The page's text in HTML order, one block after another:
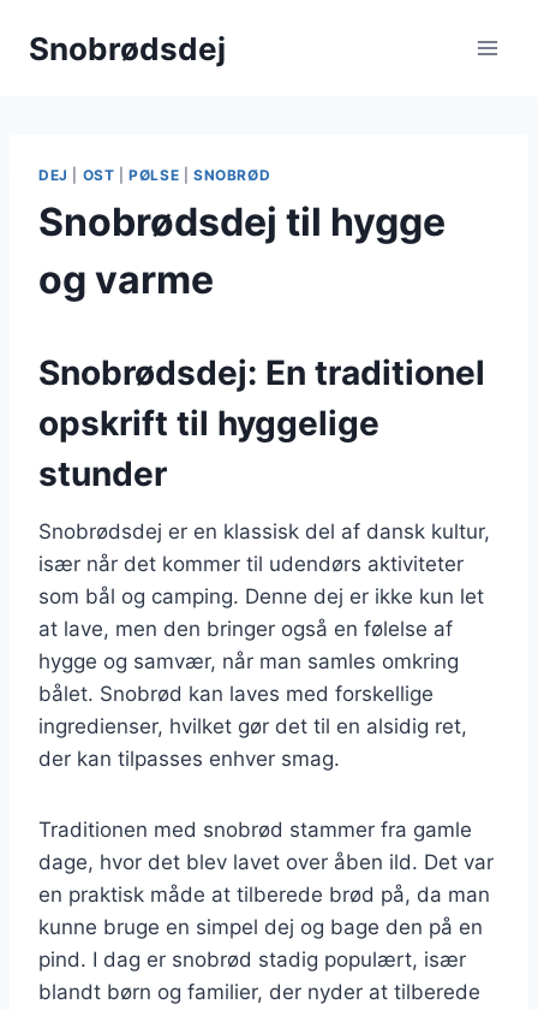
Snobrødsdej
DEJ OST |PØLSE SNOBRØD
Snobrødsdej til hygge
og varme
Snobrødsdej: En traditionel
opskrift til hyggelige
stunder
Snobrødsdej er en klassisk del af dansk kultur,
især når det kommer til udendørs aktiviteter
som bål og camping. Denne dej er ikke kun let
at lave, men den bringer også en følelse af
hygge og samvær, når man samles omkring
bålet. Snobrød kan laves med forskellige
ingredienser, hvilket gør det til en alsidig ret,
der kan tilpasses enhver smag.
Traditionen med snobrød stammer fra gamle
dage, hvor det blev lavet over åben ild. Det var
en praktisk måde at tilberede brød på, da man
kunne bruge en simpel dej og bage den på en
pind. I dag er snobrød stadig populært, især
blandt børn og familier, der nyder at tilberede